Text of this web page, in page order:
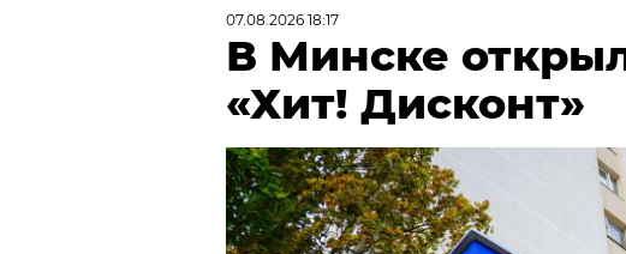
07.08.2026 18:17
В Минске
«Хит! Дисконт»